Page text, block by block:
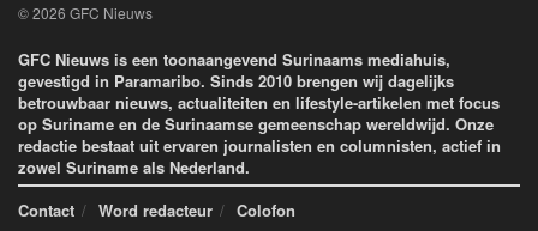
© 2026 GFC Nieuws
GFC Nieuws is een toonaangevend Surinaams mediahuis,
gevestigd in Paramaribo. Sinds 2010 brengen wij dagelijks
betrouwbaar nieuws, actualiteiten en lifestyle-artikelen met focus
op Suriname en de Surinaamse gemeenschap wereldwijd. Onze
redactie bestaat uit ervaren journalisten en columnisten, actief in
zowel Suriname als Nederland.
Contact
Word redacteur Colofon